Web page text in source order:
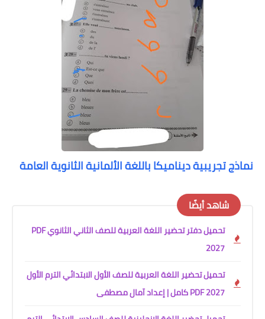
نماذج تجريبية ديناميكا باللغة الألمانية الثانوية العامة
شاهد أيضًا
تحميل دفتر تحضير اللغة العربية للصف الثاني الثانوي PDF
2027
تحميل تحضير اللغة العربية للصف الأول الابتدائي الترم الأول
2027 PDF كامل | إعداد آمال مصطفى